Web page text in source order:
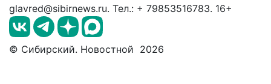
glavred@sibirnews.ru. Тел.: + 79853516783. 16+
© Сибирский. Новостной 2026